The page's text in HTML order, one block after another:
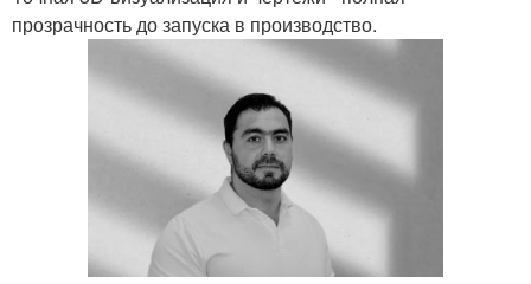
прозрачность до запуска в производство.